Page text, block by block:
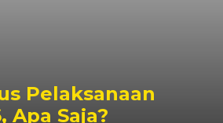
Pelaksanaan
Apa Saja?